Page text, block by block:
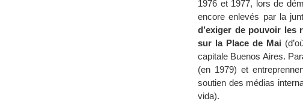
1976 et 1977, lors de
encore enlevés par la
d’exiger de pouvoir les
sur la Place de Mai
capitale Buenos Aires.
(en 1979) et
soutien des médias
vida).